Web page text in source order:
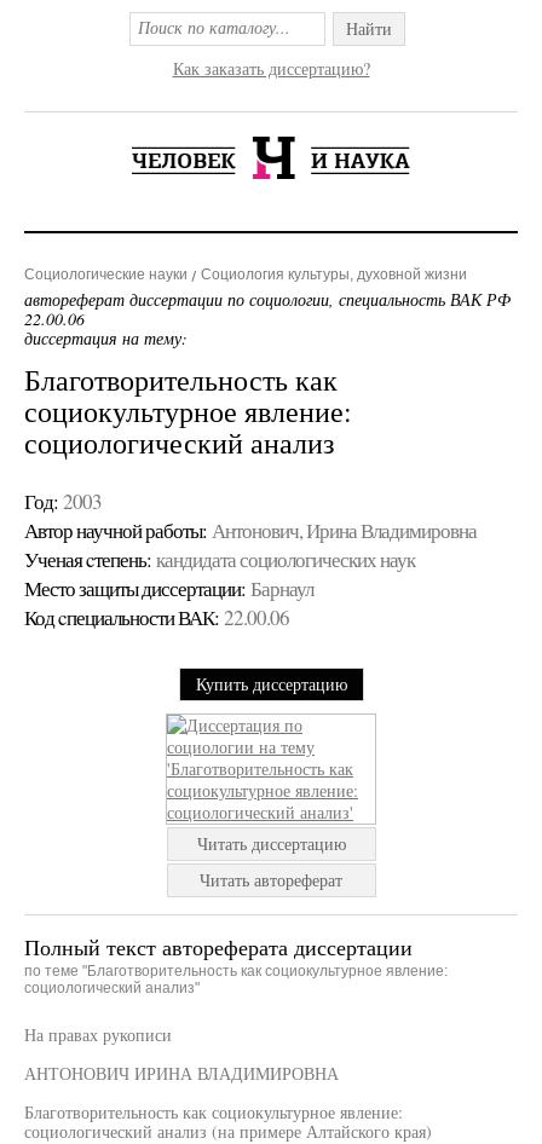
Найти
Как заказать диссертацию?
Социологические науки Социология культуры, духовной жизни
автореферат диссертации по социологии, специальность ВАК РФ
22.00.06
диссертация на тему:
Благотворительность как
социокультурное явление:
социологический анализ
Год: 2003
Автор научной работы: Антонович, Ирина Владимировна
Ученая cтепень: кандидата социологических наук
Место защиты диссертации: Барнаул
Код cпециальности ВАК: 22.00.06
Купить диссертацию
Читать диссертацию
Читать автореферат
Полный текст автореферата диссертации
по теме "Благотворительность как социокультурное явление:
социологический анализ"
На правах рукописи
АНТОНОВИЧ ИРИНА ВЛАДИМИРОВНА
Благотворительность как социокультурное явление:
социологический анализ (на примере Алтайского края)